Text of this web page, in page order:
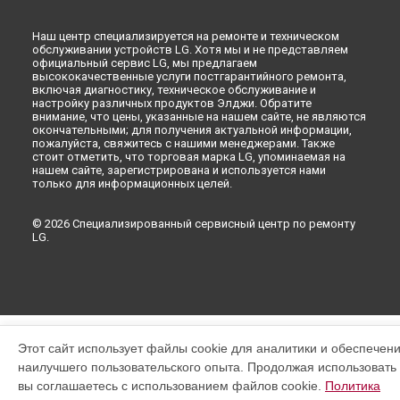
Наш центр специализируется на ремонте и техническом
обслуживании устройств LG. Хотя мы и не представляем
официальный сервис LG, мы предлагаем
высококачественные услуги постгарантийного ремонта,
включая диагностику, техническое обслуживание и
настройку различных продуктов Элджи. Обратите
внимание, что цены, указанные на нашем сайте, не являются
окончательными; для получения актуальной информации,
пожалуйста, свяжитесь с нашими менеджерами. Также
стоит отметить, что торговая марка LG, упоминаемая на
нашем сайте, зарегистрирована и используется нами
только для информационных целей.
© 2026 Специализированный сервисный центр по ремонту
LG.
Этот сайт использует файлы cookie для аналитики и
наилучшего пользовательского опыта. Продолжая использовать
вы соглашаетесь с использованием файлов cookie. Политика